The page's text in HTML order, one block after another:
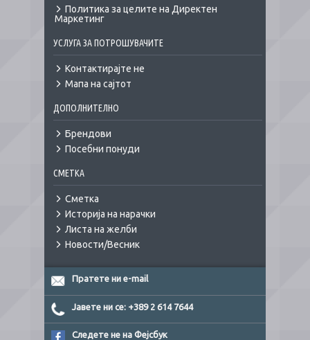
Политика за целите на Директен
Маркетинг
УСЛУГА ЗА ПОТРОШУВАЧИТЕ
Контактирајте не
Мапа на сајтот
ДОПОЛНИТЕЛНО
Брендови
Посебни понуди
СМЕТКА
Сметка
Историја на нарачки
Листа на желби
Новости/Весник
Пратете ни e-mail
Јавете ни се: +389 2 614 7644
Следете не на Фејсбук